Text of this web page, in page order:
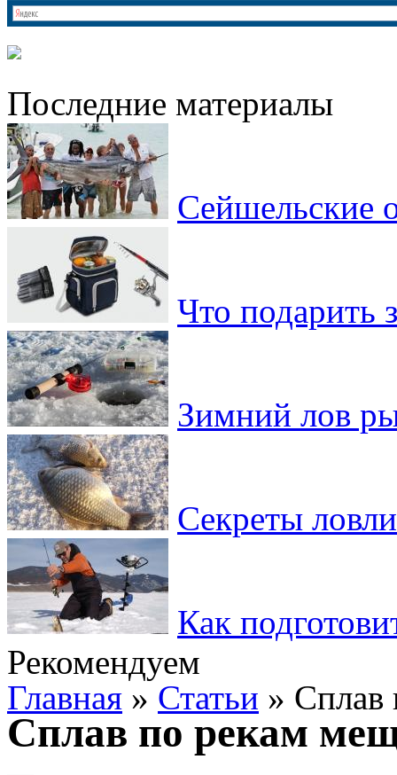
Последние материалы
Сейшельские
Что подарить
Зимний лов
Секреты
Как
Рекомендуем
Главная » Статьи » Сплав
Сплав по рекам